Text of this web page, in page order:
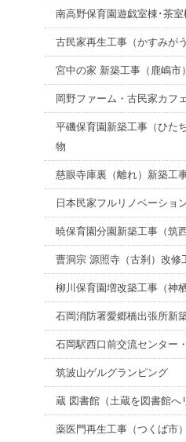
南高野保育園遊戯室棟･茶室
古民家再生工事（かすみが
宮中の家 新築工事（鹿嶋市）
岡野ファーム・古民家カ
平磯保育園新築工事（ひた
物
慈眼寺庫裏（離れ）新築工
日本民家フルリノベーショ
暁保育園分園新築工事（筑西
曹洞宗 源照寺（古刹）改修
柳川保育園増改築工事（神栖
石岡消防署愛郷橋出張所新
石岡駅西口前交流センター
筑波山ゲルグランピング
蔵 図書館（土蔵を図書館へ
薬医門再生工事（つくば市）